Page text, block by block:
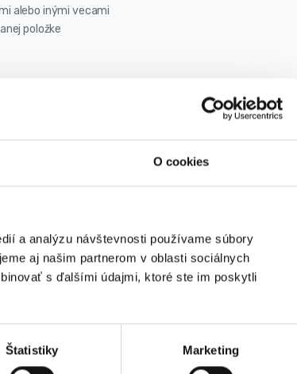
O cookies
a analýzu návštevnosti používame súbory
aj našim partnerom v oblasti sociálnych
s ďalšími údajmi, ktoré ste im poskytli
Štatistiky Marketing
alebo inými vecami
položke